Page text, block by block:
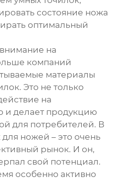
состояние ножа
оптимальный
на
компаний
материалы
Это не только
на
и делает продукцию
для потребителей. В
ножей – это очень
рынок. И он,
свой потенциал.
особенно активно